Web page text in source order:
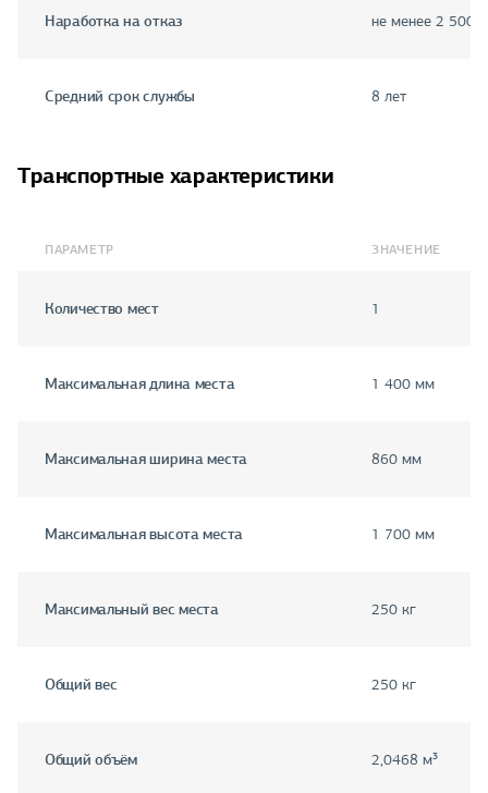
Наработка на отказ не менее 2 500 ч
Средний срок службы 8 лет
Транспортные характеристики
ПАРАМЕТР ЗНАЧЕНИЕ
Количество мест 1
Максимальная длина места 1 400 мм
Максимальная ширина места 860 мм
Максимальная высота места 1 700 мм
Максимальный вес места 250 кг
Общий вес 250 кг
Общий объём 2,0468 м³